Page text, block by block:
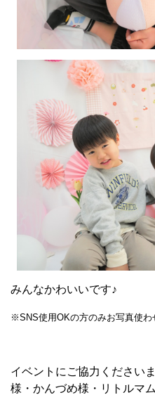
みんなかわいいです♪
※SNS使用OKの方のみお写真使わ
イベントにご協力ください
様・かんづめ様・リトルマ